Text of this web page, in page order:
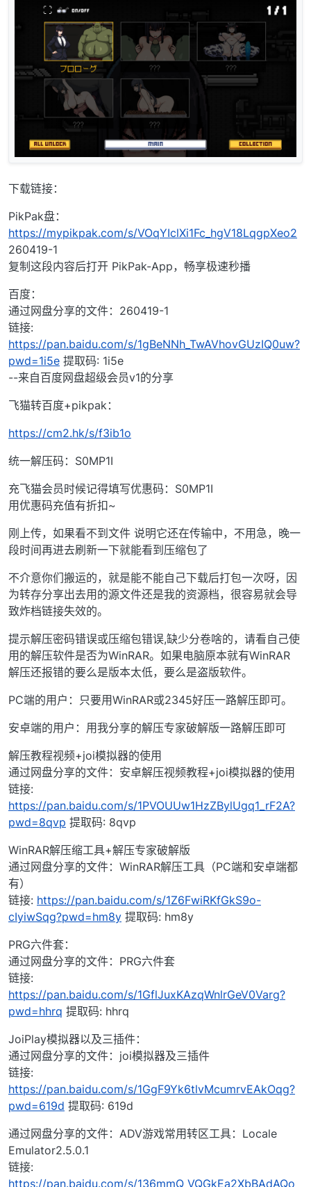
下载链接：
PikPak盘：
https://mypikpak.com/s/VOqYIclXi1Fc_hgV18LqgpXeo2
260419-1
复制这段内容后打开 PikPak-App，畅享极速秒播
百度：
通过网盘分享的文件：260419-1
链接:
https://pan.baidu.com/s/1gBeNNh_TwAVhovGUzIQ0uw?
pwd=1i5e 提取码: 1i5e
--来自百度网盘超级会员v1的分享
飞猫转百度+pikpak：
https://cm2.hk/s/f3ib1o
统一解压码：S0MP1I
充飞猫会员时候记得填写优惠码：S0MP1I
用优惠码充值有折扣~
刚上传，如果看不到文件 说明它还在传输中，不用急，晚一
段时间再进去刷新一下就能看到压缩包了
不介意你们搬运的，就是能不能自己下载后打包一次呀，因
为转存分享出去用的源文件还是我的资源档，很容易就会导
致炸档链接失效的。
提示解压密码错误或压缩包错误,缺少分卷啥的，请看自己使
用的解压软件是否为WinRAR。如果电脑原本就有WinRAR
解压还报错的要么是版本太低，要么是盗版软件。
PC端的用户：只要用WinRAR或2345好压一路解压即可。
安卓端的用户：用我分享的解压专家破解版一路解压即可
解压教程视频+joi模拟器的使用
通过网盘分享的文件：安卓解压视频教程+joi模拟器的使用
链接:
https://pan.baidu.com/s/1PVOUUw1HzZBylUgq1_rF2A?
pwd=8qvp 提取码: 8qvp
WinRAR解压缩工具+解压专家破解版
通过网盘分享的文件：WinRAR解压工具（PC端和安卓端都
有）
链接: https://pan.baidu.com/s/1Z6FwiRKfGkS9o-
cIyiwSqg?pwd=hm8y 提取码: hm8y
PRG六件套：
通过网盘分享的文件：PRG六件套
链接:
https://pan.baidu.com/s/1GflJuxKAzqWnlrGeV0Varg?
pwd=hhrq 提取码: hhrq
JoiPlay模拟器以及三插件：
通过网盘分享的文件：joi模拟器及三插件
链接:
https://pan.baidu.com/s/1GgF9Yk6tlvMcumrvEAkOqg?
pwd=619d 提取码: 619d
通过网盘分享的文件：ADV游戏常用转区工具：Locale
Emulator2.5.0.1
链接:
https://pan.baidu.com/s/136mmQ_VQGkEa2XbBAdAQo